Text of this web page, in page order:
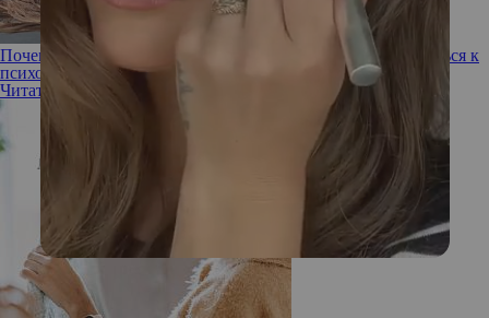
Почему недовольство своей внешностью — повод обратиться к
психологу
Читать полностью